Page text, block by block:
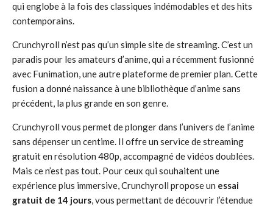
qui englobe à la fois des classiques indémodables et des hits
contemporains.
Crunchyroll n’est pas qu’un simple site de streaming. C’est un
paradis pour les amateurs d’anime, qui a récemment fusionné
avec Funimation, une autre plateforme de premier plan. Cette
fusion a donné naissance à une bibliothèque d’anime sans
précédent, la plus grande en son genre.
Crunchyroll vous permet de plonger dans l’univers de l’anime
sans dépenser un centime. Il offre un service de streaming
gratuit en résolution 480p, accompagné de vidéos doublées.
Mais ce n’est pas tout. Pour ceux qui souhaitent une
expérience plus immersive, Crunchyroll propose un essai
gratuit de 14 jours, vous permettant de découvrir l’étendue